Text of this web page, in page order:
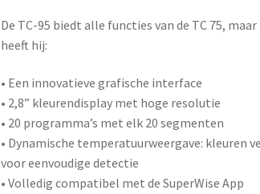
De TC-95 biedt alle functies van de TC 75,
heeft hij:
• Een innovatieve grafische interface
• 2,8” kleurendisplay met hoge resolutie
• 20 programma’s met elk 20 segmenten
• Dynamische temperatuurweergave:
voor eenvoudige detectie
• Volledig compatibel met deSuperWise App